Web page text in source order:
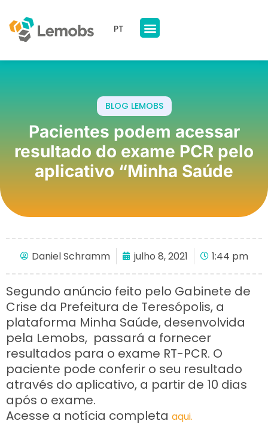
PT
BLOG LEMOBS
Pacientes podem acessar
resultado do exame PCR pelo
aplicativo “Minha Saúde
Daniel Schramm julho 8, 2021 1:44 pm
Segundo anúncio feito pelo Gabinete de
Crise da Prefeitura de Teresópolis, a
plataforma Minha Saúde, desenvolvida
pela Lemobs, passará a fornecer
resultados para o exame RT-PCR. O
paciente pode conferir o seu resultado
através do aplicativo, a partir de 10 dias
após o exame.
Acesse a notícia completa aqui.